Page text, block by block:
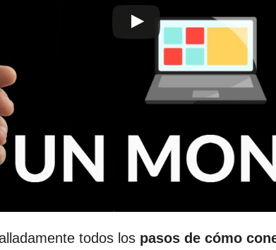
todos los pasos de cómo